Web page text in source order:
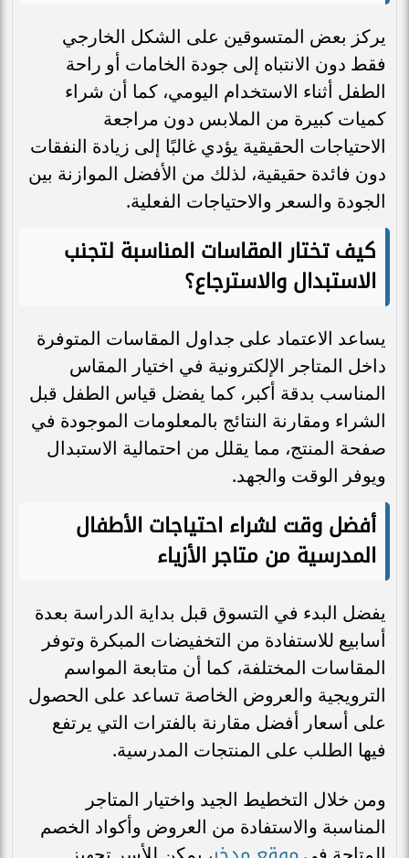
يركز بعض المتسوقين على الشكل الخارجي
فقط دون الانتباه إلى جودة الخامات أو راحة
الطفل أثناء الاستخدام اليومي، كما أن شراء
كميات كبيرة من الملابس دون مراجعة
الاحتياجات الحقيقية يؤدي غالبًا إلى زيادة النفقات
دون فائدة حقيقية، لذلك من الأفضل الموازنة بين
الجودة والسعر والاحتياجات الفعلية.
كيف تختار المقاسات المناسبة لتجنب
الاستبدال والاسترجاع؟
يساعد الاعتماد على جداول المقاسات المتوفرة
داخل المتاجر الإلكترونية في اختيار المقاس
المناسب بدقة أكبر، كما يفضل قياس الطفل قبل
الشراء ومقارنة النتائج بالمعلومات الموجودة في
صفحة المنتج، مما يقلل من احتمالية الاستبدال
ويوفر الوقت والجهد.
أفضل وقت لشراء احتياجات الأطفال
المدرسية من متاجر الأزياء
يفضل البدء في التسوق قبل بداية الدراسة بعدة
أسابيع للاستفادة من التخفيضات المبكرة وتوفر
المقاسات المختلفة، كما أن متابعة المواسم
الترويجية والعروض الخاصة تساعد على الحصول
على أسعار أفضل مقارنة بالفترات التي يرتفع
فيها الطلب على المنتجات المدرسية.
ومن خلال التخطيط الجيد واختيار المتاجر
المناسبة والاستفادة من العروض وأكواد الخصم